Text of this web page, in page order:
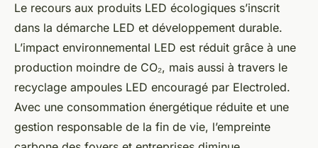
Le recours aux produits LED écologiques s’inscrit
dans la démarche LED et développement durable.
L’impact environnemental LED est réduit grâce à une
production moindre de CO₂, mais aussi à travers le
recyclage ampoules LED encouragé par Electroled.
Avec une consommation énergétique réduite et une
gestion responsable de la fin de vie, l’empreinte